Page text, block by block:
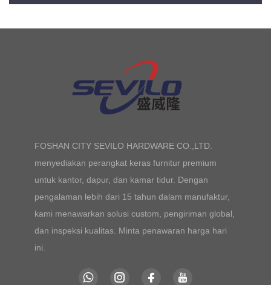
FOSHAN CITY SEVILO HARDWARE CO.,LTD.
menyediakan perangkat keras furnitur premium
untuk kantor, dapur, dan kamar tidur. Dengan
pengalaman lebih dari 15 tahun dalam manufaktur,
kami menawarkan solusi custom, pengiriman global,
dan inspeksi kualitas. Minta penawaran harga hari
ini.